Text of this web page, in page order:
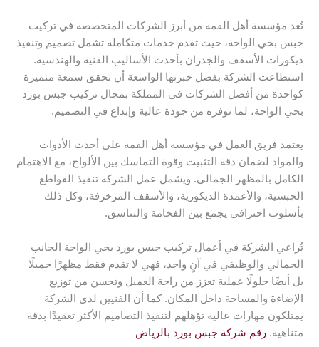
تُعد مؤسسة أهل القمة من أبرز الشركات المتخصصة في تركيب
جبس بحي الواحة، حيث تقدم خدمات متكاملة تشمل تصميم وتنفيذ
ديكورات الأسقف والجدران بأحدث الأساليب الفنية والهندسية.
استطاعت الشركة بفضل خبرتها الواسعة أن تحقق سمعة متميزة
كواحدة من أفضل الشركات في المملكة بمجال تركيب جبس بورد
بحي الواحة، لما توفره من جودة عالية وإبداع في التصميم.
يعتمد فريق العمل في مؤسسة أهل القمة على أحدث الأدوات
والمواد لضمان دقة التثبيت وقوة التماسك بين الألواح، مع الاهتمام
الكامل بالمظهر الجمالي. ويشمل عمل الشركة تنفيذ القواطع
الجبسية، والأعمدة الديكورية، والأسقف المزخرفة، وكل ذلك
بأسلوب احترافي يجمع بين الفخامة والتناسق.
تُراعي الشركة في أعمال تركيب جبس بورد بحي الواحة الجانب
الجمالي والوظيفي في آنٍ واحد، فهي لا تقدم فقط مظهرًا جميلًا
بل أيضًا حلولًا عملية تعزز من راحة العميل وتحسن من توزيع
الإضاءة والمساحة داخل المكان. كما أن الفنيين لدى الشركة
يمتلكون مهارات عالية تؤهلهم لتنفيذ التصاميم الأكثر تعقيدًا بدقة
متناهية.رقم شركة جبس بورد بالرياض